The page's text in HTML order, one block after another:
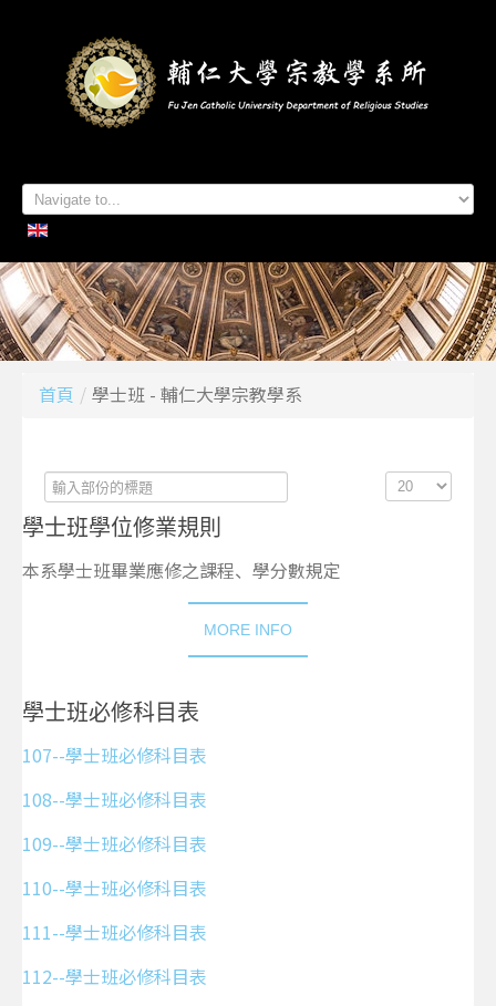
首頁
系所簡介
本系成員
學生專區
招生資訊
各項活動
研究及出版
系所友專區
聯絡我們
首頁 / 學士班 - 輔仁大學宗教學系
輸
入
部
份
的
標
顯
示
學士班學位修業規則
本系學士班畢業應修之課程、學分數規定
MORE INFO
學士班必修科目表
107--學士班必修科目表
108--學士班必修科目表
109--學士班必修科目表
110--學士班必修科目表
111--學士班必修科目表
112--學士班必修科目表